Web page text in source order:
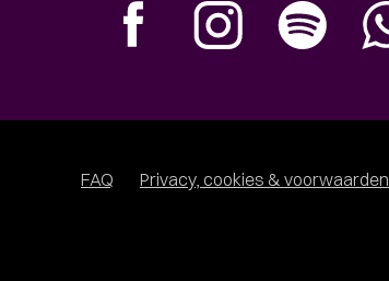
FAQ Privacy, cookies & voorwaarden